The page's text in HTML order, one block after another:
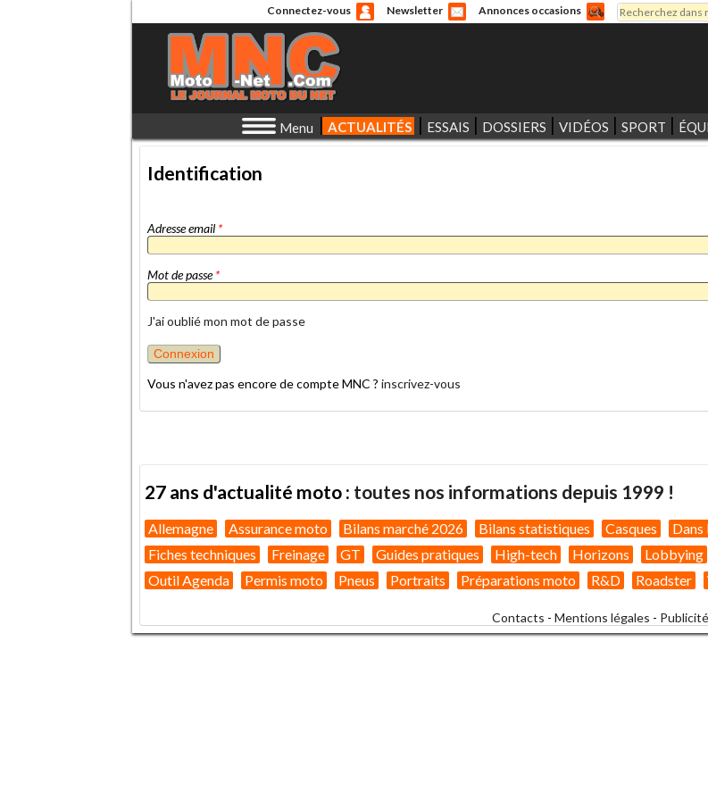
Connectez-vous Newsletter Annonces occasions
Formulaire
Rechercher
Menu ACTUALITÉS ESSAIS DOSSIERS VIDÉOS SPORT
Identification
Adresse email *
Mot de passe*
J'ai oublié mon mot de passe
Vous n'avez pas encore de compte MNC ? inscrivez-vous
27 ans d'actualité moto : toutes nos informations depuis 1999 !
Allemagne Assurance moto Bilans marché 2026 Bilans statistiques Casques Dans
Fiches techniques
Freinage GT Guides pratiques High-tech Horizons Lobbying
Outil Agenda
Permis moto Pneus Portraits Préparations moto R&D Roadster
Contacts - Mentions légales - Publicité